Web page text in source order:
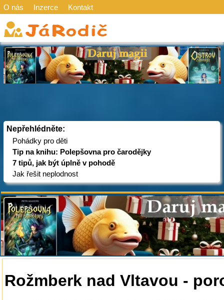
O nás Inzerce Kontakt
Nepřehlédněte:
Pohádky pro děti
Tip na knihu: Polepšovna pro čarodějky
7 tipů, jak být úplně v pohodě
Jak řešit neplodnost
Rožmberk nad Vltavou -